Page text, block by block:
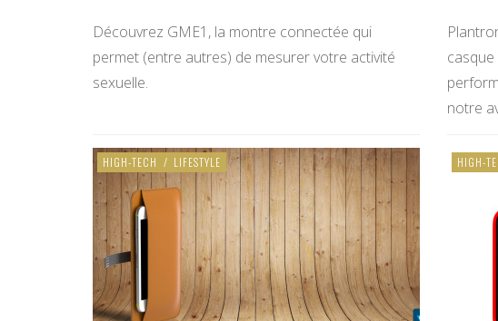
Découvrez GME1, la montre connectée qui
permet (entre autres) de mesurer votre activité
sexuelle.
notre
HIGH-TECH / LIFESTYLE HIGH-